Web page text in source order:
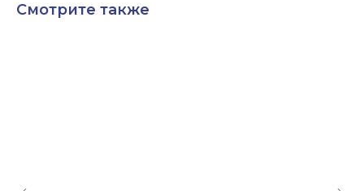
Смотрите также